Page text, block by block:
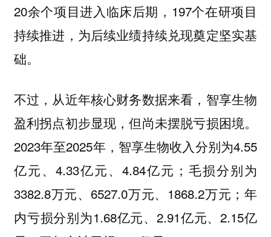
20余个项目进入临床后期，197个在研项目
持续推进，为后续业绩持续兑现奠定坚实基
础。
不过，从近年核心财务数据来看，智享生物
盈利拐点初步显现，但尚未摆脱亏损困境。
2023年至2025年，智享生物收入分别为4.55
亿元、4.33亿元、4.84亿元；毛损分别为
3382.8万元、6527.0万元、1868.2万元；年
内亏损分别为1.68亿元、2.91亿元、2.15亿